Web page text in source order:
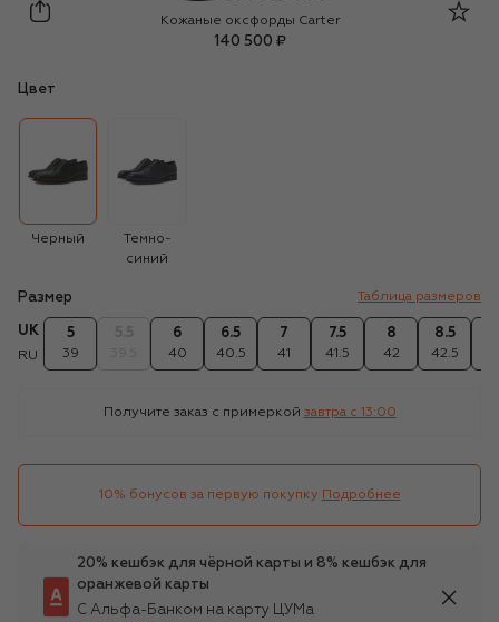
Santoni
Кожаные оксфорды Carter
140 500 ₽
Цвет
Черный
Темно-
синий
Размер Таблица размеров
UK
RU
5
39
6
40
6.5
40.5
7
41
7.5
41.5
8
42
8.5
42.5
Получите заказ с примеркой завтра c 13:00
10% бонусов за первую покупку Подробнее
20% кешбэк для чёрной карты и 8% кешбэк для
оранжевой карты
С Альфа-Банком на карту ЦУМа